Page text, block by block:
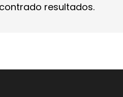
resultados.